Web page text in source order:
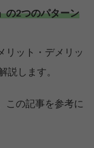
の2つのパターン
リット・デメリッ
説します。
この記事を参考に